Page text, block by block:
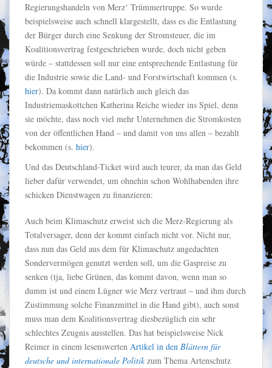
Regierungshandeln von Merz‘ Trümmertruppe. So wurde
beispielsweise auch schnell klargestellt, dass es die Entlastung
der Bürger durch eine Senkung der Stromsteuer, die im
Koalitionsvertrag festgeschrieben wurde, doch nicht geben
würde – stattdessen soll nur eine entsprechende Entlastung für
die Industrie sowie die Land- und Forstwirtschaft kommen (s.
hier). Da kommt dann natürlich auch gleich das
Industriemaskottchen Katherina Reiche wieder ins Spiel, denn
sie möchte, dass noch viel mehr Unternehmen die Stromkosten
von der öffentlichen Hand – und damit von uns allen – bezahlt
bekommen (s. hier).
Und das Deutschland-Ticket wird auch teurer, da man das Geld
lieber dafür verwendet, um ohnehin schon Wohlhabenden ihre
schicken Dienstwagen zu finanzieren:
Auch beim Klimaschutz erweist sich die Merz-Regierung als
Totalversager, denn der kommt einfach nicht vor. Nicht nur,
dass nun das Geld aus dem für Klimaschutz angedachten
Sondervermögen genutzt werden soll, um die Gaspreise zu
senken (tja, liebe Grünen, das kommt davon, wenn man so
dumm ist und einem Lügner wie Merz vertraut – und ihm durch
Zustimmung solche Finanzmittel in die Hand gibt), auch sonst
muss man dem Koalitionsvertrag diesbezüglich ein sehr
schlechtes Zeugnis ausstellen. Das hat beispielsweise Nick
Reimer in einem lesenswerten Artikel in den Blättern für
deutsche und internationale Politik zum Thema Artenschutz